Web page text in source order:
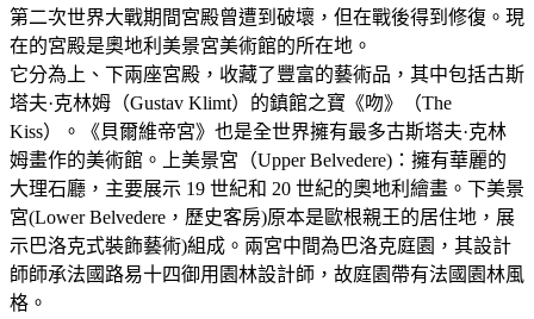
第二次世界大戰期間宮殿曾遭到破壞，但在戰後得到修復。現
在的宮殿是奧地利美景宮美術館的所在地。
它分為上、下兩座宮殿，收藏了豐富的藝術品，其中包括古斯
塔夫·克林姆（Gustav Klimt）的鎮館之寶《吻》（The
Kiss）。《貝爾維帝宮》也是全世界擁有最多古斯塔夫·克林
姆畫作的美術館。上美景宮（Upper Belvedere)：擁有華麗的
大理石廳，主要展示 19 世紀和 20 世紀的奧地利繪畫。下美景
宮(Lower Belvedere，歷史客房)原本是歐根親王的居住地，展
示巴洛克式裝飾藝術)組成。兩宮中間為巴洛克庭園，其設計
師師承法國路易十四御用園林設計師，故庭園帶有法國園林風
格。